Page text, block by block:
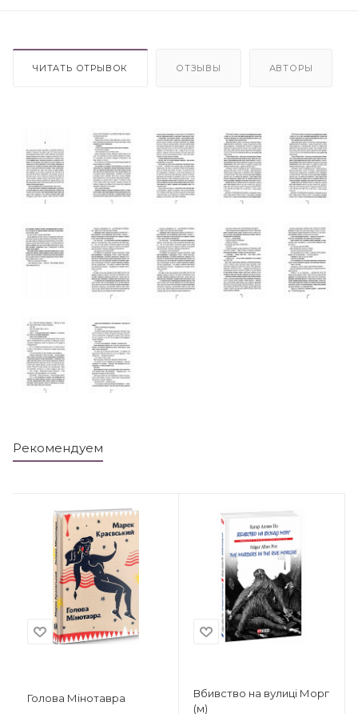
ЧИТАТЬ ОТРЫВОК ОТЗЫВЫ АВТОРЫ
Рекомендуем
Голова Мінотавра
Вбивство на вулиці Морг
(м)